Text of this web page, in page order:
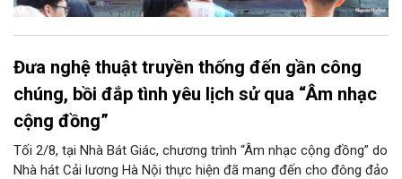
Đưa nghệ thuật truyền thống đến gần công
chúng, bồi đắp tình yêu lịch sử qua “Âm nhạc
cộng đồng”
Tối 2/8, tại Nhà Bát Giác, chương trình “Âm nhạc cộng đồng” do
Nhà hát Cải lương Hà Nội thực hiện đã mang đến cho đông đảo